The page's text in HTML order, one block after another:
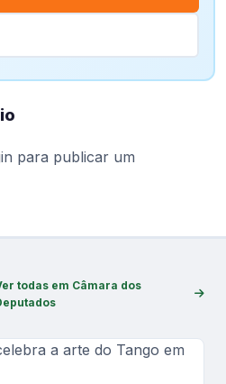
para publicar um
todas em Câmara dos